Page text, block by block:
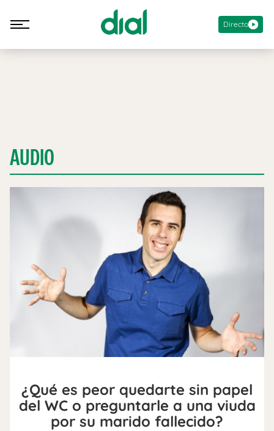
Directo
AUDIO
¿Qué es peor quedarte sin papel
del WC o preguntarle a una viuda
por su marido fallecido?